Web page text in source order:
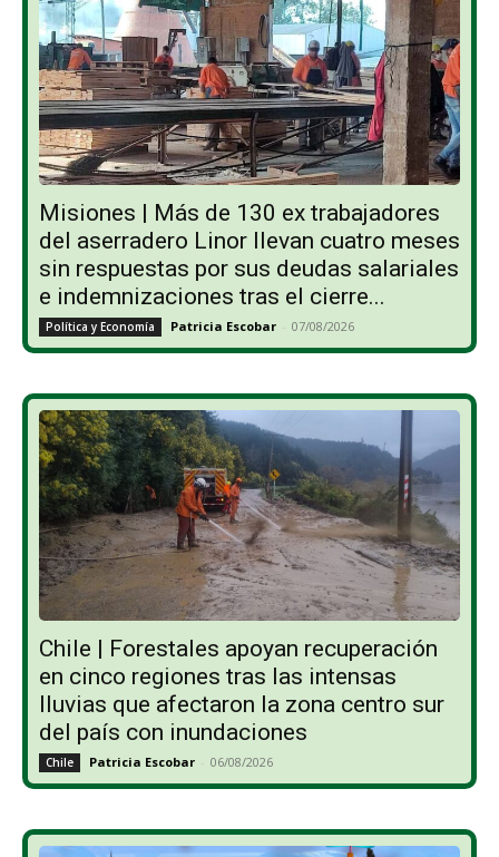
Misiones | Más de 130 ex trabajadores
del aserradero Linor llevan cuatro meses
sin respuestas por sus deudas salariales
e indemnizaciones tras el cierre...
Política y Economía Patricia Escobar - 07/08/2026
Chile | Forestales apoyan recuperación
en cinco regiones tras las intensas
lluvias que afectaron la zona centro sur
del país con inundaciones
Chile Patricia Escobar - 06/08/2026